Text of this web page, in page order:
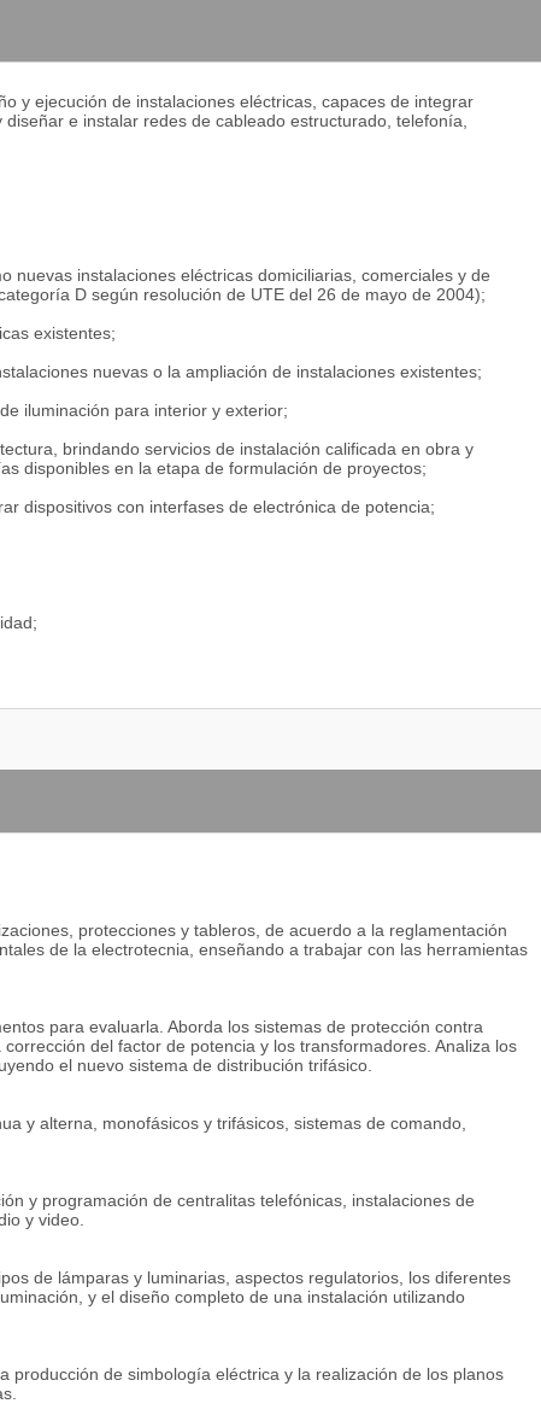
y ejecución de instalaciones eléctricas, capaces de integrar
e instalar redes de cableado estructurado, telefonía,
nuevas instalaciones eléctricas domiciliarias, comerciales y de
D según resolución de UTE del 26 de mayo de 2004);
existentes;
nuevas o la ampliación de instalaciones existentes;
iluminación para interior y exterior;
brindando servicios de instalación calificada en obra y
disponibles en la etapa de formulación de proyectos;
dispositivos con interfases de electrónica de potencia;
(PLCs);
y venta técnica de equipamiento eléctrico y accesorios
avanzados y graduados para facilitar su inserción laboral. Estos
para la creación de empresas e inclusión de los datos de
de personal de nuestro país.
protecciones y tableros, de acuerdo a la reglamentación
de la electrotecnia, enseñando a trabajar con las herramientas
para evaluarla. Aborda los sistemas de protección contra
del factor de potencia y los transformadores. Analiza los
el nuevo sistema de distribución trifásico.
y alterna, monofásicos y trifásicos, sistemas de comando,
y programación de centralitas telefónicas, instalaciones de
y video.
de lámparas y luminarias, aspectos regulatorios, los diferentes
y el diseño completo de una instalación utilizando
producción de simbología eléctrica y la realización de los planos